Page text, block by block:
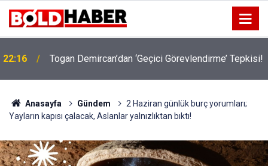
19:32 Sıcak Havalarda Ödem Şikayetini Hafife Almayın!
Anasayfa Gündem
2 Haziran günlük burç yorumları;
Yayların kapısı çalacak, Aslanlar yalnızlıktan bıktı!